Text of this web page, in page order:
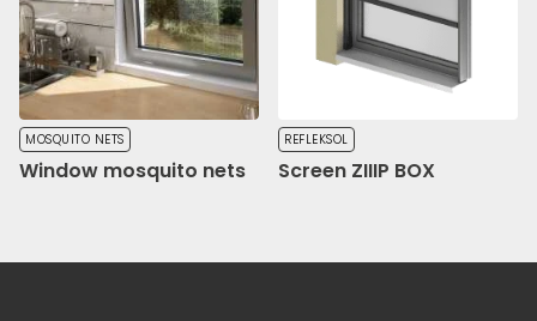
MOSQUITO NETS
Window mosquito nets
REFLEKSOL
Screen ZIIIP BOX